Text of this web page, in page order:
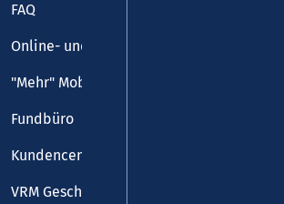
FAQ
Online- und Handy-Tickets
"Mehr" Mobilität
Fundbüro
Kundencenter
VRM Geschäftsstelle